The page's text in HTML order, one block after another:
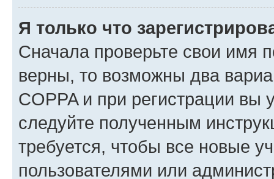
Я только что
Сначала проверьте свои имя
верны, то возможны два
COPPA и при регистрации вы
следуйте полученным
требуется, чтобы все новые
пользователями или